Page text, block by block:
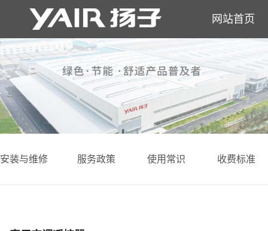
网站首页
安装与维修 服务政策 使用常识 收费标准